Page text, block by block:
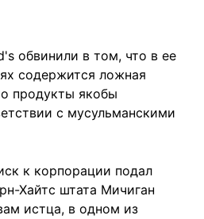
обвинили в том, что в ее
содержится ложная
продукты якобы
с мусульманскими
к корпорации подал
Хайтс штата Мичиган
истца, в одном из